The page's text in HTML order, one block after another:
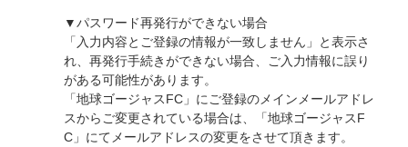
▼パスワード再発行ができない場合
「入力内容とご登録の情報が一致しません」と表示さ
れ、再発行手続きができない場合、ご入力情報に誤り
がある可能性があります。
「地球ゴージャスFC」にご登録のメインメールアドレ
スからご変更されている場合は、「地球ゴージャスF
C」にてメールアドレスの変更をさせて頂きます。